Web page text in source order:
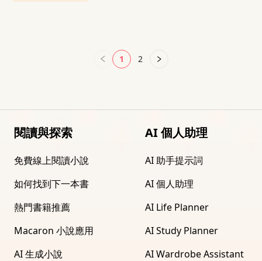
1 2
閱讀與探索
免費線上閱讀小說
如何找到下一本書
熱門書籍推薦
Macaron 小說應用
AI 生成小說
AI 個人助理
AI 助手提示詞
AI 個人助理
AI Life Planner
AI Study Planner
AI Wardrobe Assistant